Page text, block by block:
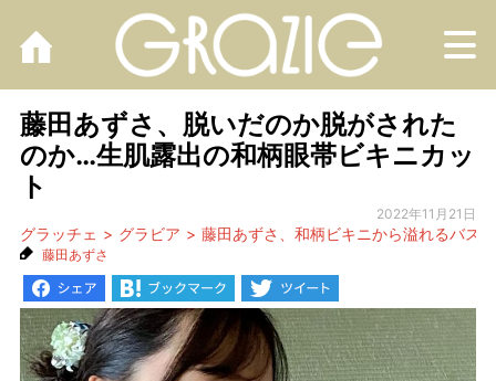
藤田あずさ、脱いだのか脱がされた
のか…生肌露出の和柄眼帯ビキニカッ
ト
2022年11月21日
グラッチェ グラビア 藤田あずさ、和柄ビキニから溢れるバスト
藤田あずさ